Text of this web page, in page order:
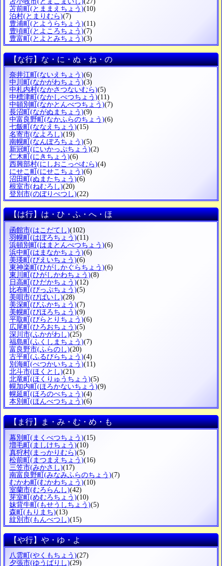
苫前町 (とままえちょう)(10)
泊村(とまりむら)(7)
豊浦町 (とようらちょう)(11)
豊頃町 (とよころちょう)(7)
豊富町 (とよとみちょう)(3)
【な行】な・に・ぬ・ね・の
奈井江町 (ないえちょう)(6)
中川町 (なかがわちょう)(3)
中札内村(なかさつないむら)(5)
中標津町 (なかしべつちょう)(11)
中頓別町 (なかとんべつちょう)(7)
長沼町 (ながぬまちょう)(9)
中富良野町 (なかふらのちょう)(6)
七飯町 (ななえちょう)(15)
名寄市(なよろし)(19)
南幌町 (なんぽろちょう)(5)
新冠町 (にいかっぷちょう)(2)
仁木町 (にきちょう)(6)
西興部村(にしおこっぺむら)(4)
にせこ町 (にせこちょう)(6)
沼田町 (ぬまたちょう)(6)
根室市(ねむろし)(20)
登別市(のぼりべつし)(22)
【は行】は・ひ・ふ・へ・ほ
函館市(はこだてし)(102)
羽幌町 (はぼろちょう)(11)
浜頓別町 (はまとんべつちょう)(6)
浜中町 (はまなかちょう)(6)
美瑛町 (びえいちょう)(6)
東神楽町 (ひがしかぐらちょう)(6)
東川町 (ひがしかわちょう)(8)
日高町 (ひだかちょう)(12)
比布町 (ぴっぷちょう)(5)
美唄市(びばいし)(28)
美深町 (びふかちょう)(7)
美幌町 (びほろちょう)(9)
平取町 (びらとりちょう)(6)
広尾町 (ひろおちょう)(5)
深川市(ふかがわし)(25)
福島町 (ふくしまちょう)(7)
富良野市(ふらのし)(20)
古平町 (ふるびらちょう)(4)
別海町 (べつかいちょう)(11)
北斗市(ほくとし)(21)
北竜町 (ほくりゅうちょう)(5)
幌加内町 (ほろかないちょう)(9)
幌延町 (ほろのべちょう)(4)
本別町 (ほんべつちょう)(6)
【ま行】ま・み・む・め・も
幕別町(まくべつちょう)(15)
増毛町(ましけちょう)(10)
真狩村(まっかりむら)(5)
松前町(まつまえちょう)(16)
三笠市(みかさし)(17)
南富良野町(みなみふらのちょう)(7)
むかわ町(むかわちょう)(10)
室蘭市(むろらんし)(42)
芽室町(めむろちょう)(10)
妹背牛町(もせうしちょう)(5)
森町(もりまち)(13)
紋別市(もんべつし)(15)
【や行】や・ゆ・よ
八雲町 (やくもちょう)(27)
夕張市(ゆうばりし)(29)